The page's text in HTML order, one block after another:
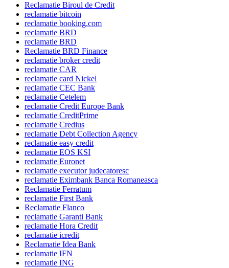
Reclamatie Biroul de Credit
reclamatie bitcoin
reclamatie booking.com
reclamatie BRD
reclamatie BRD
Reclamatie BRD Finance
reclamatie broker credit
reclamatie CAR
reclamatie card Nickel
reclamatie CEC Bank
reclamatie Cetelem
reclamatie Credit Europe Bank
reclamatie CreditPrime
reclamatie Credius
reclamatie Debt Collection Agency
reclamatie easy credit
reclamatie EOS KSI
reclamatie Euronet
reclamatie executor judecatoresc
reclamatie Eximbank Banca Romaneasca
Reclamatie Ferratum
reclamatie First Bank
Reclamatie Flanco
reclamatie Garanti Bank
reclamatie Hora Credit
reclamatie icredit
Reclamatie Idea Bank
reclamatie IFN
reclamatie ING